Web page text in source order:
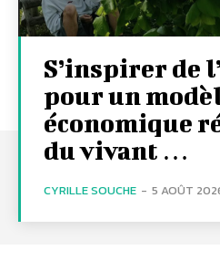
S’inspirer de
pour un
économique
du vivant …
CYRILLE SOUCHE - 5 AOÛT